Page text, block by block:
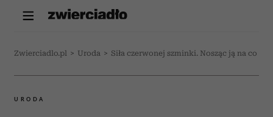
Zwierciadlo.pl > Uroda > Siła czerwonej szminki. Nosząc ją na co
URODA